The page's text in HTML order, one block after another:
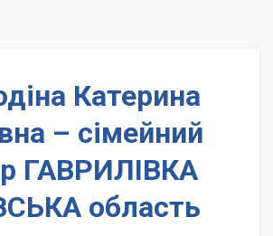
Катерина
– сімейний
ГАВРИЛІВКА
область